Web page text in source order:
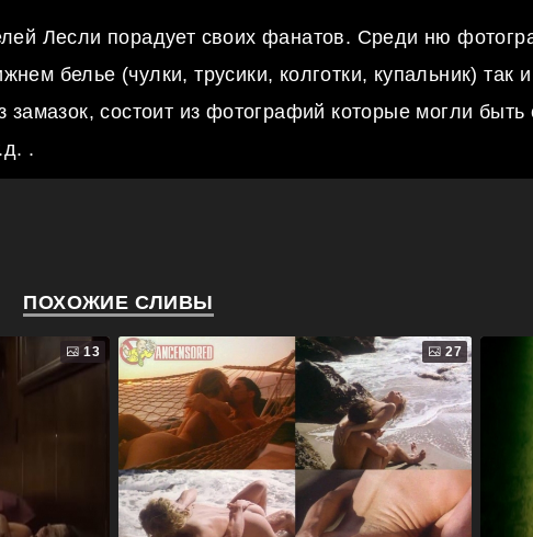
Лесли порадует своих фанатов. Среди ню
белье (чулки, трусики, колготки, купальник) так
состоит из фотографий которые могли
.
ПОХОЖИЕ СЛИВЫ
13 27